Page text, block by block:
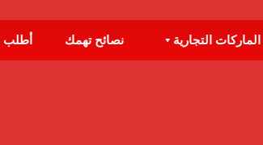
الماركات التجارية نصائح تهمك